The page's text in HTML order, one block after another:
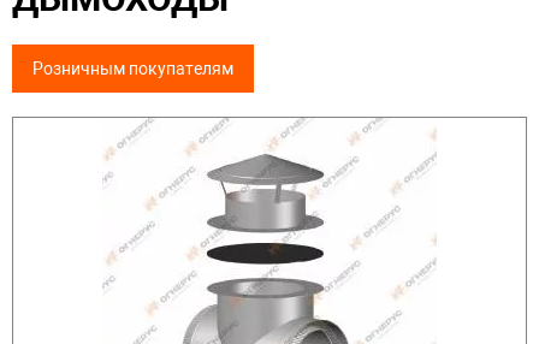
Розничным покупателям